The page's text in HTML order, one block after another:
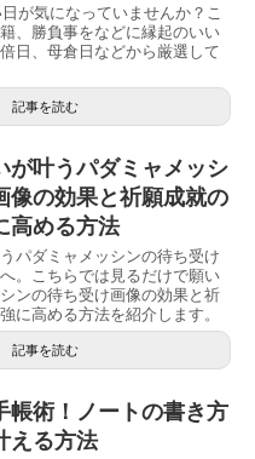
が気になっていませんか？こ
、勝負事をなどに縁起のいい
日、母倉日などから厳選して
記事を読む
が叶うパダミャメッシ
像の効果と祈願成就の
高める方法
パダミャメッシンの待ち受け
。こちらでは見るだけで願い
ンの待ち受け画像の効果と祈
に高める方法を紹介します。
記事を読む
帳術！ノートの書き方
える方法